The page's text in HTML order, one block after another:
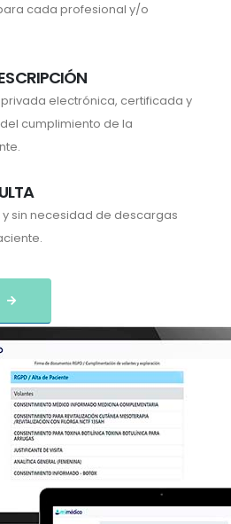
cada profesional y/o
electrónica, certificada y
cumplimiento de la
sin necesidad de descargas